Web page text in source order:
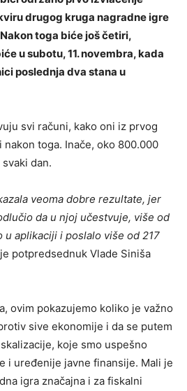
drugog kruga nagradne igre
Nakon toga biće još četiri,
u subotu, 11. novembra, kada
poslednja dva stana u
svi računi, kako oni iz prvog
toga. Inače, oko 800.000
dan.
veoma dobre rezultate, jer
da u njoj učestvuje, više od
u aplikaciji i poslalo više od 217
potpredsednuk Vlade Siniša
ovim pokazujemo koliko je važno
sive ekonomije i da se putem
koje smo uspešno
i uređenije javne finansije. Mali je
igra značajna i za fiskalni